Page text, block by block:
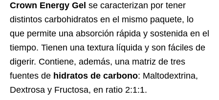
Crown Energy Gel se caracterizan por tener
distintos carbohidratos en el mismo paquete, lo
que permite una absorción rápida y sostenida en el
tiempo. Tienen una textura líquida y son fáciles de
digerir. Contiene, además, una matriz de tres
fuentes de hidratos de carbono: Maltodextrina,
Dextrosa y Fructosa, en ratio 2:1:1.